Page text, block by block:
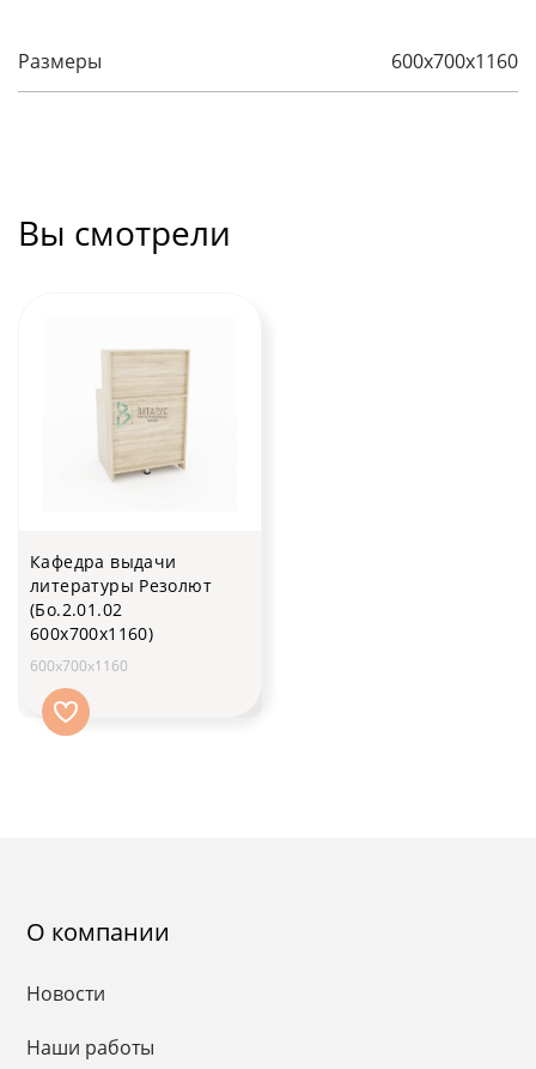
Размеры 600х700х1160
Вы смотрели
Кафедра выдачи
литературы Резолют
(Бо.2.01.02
600х700х1160)
600х700х1160
О компании
Новости
Наши работы